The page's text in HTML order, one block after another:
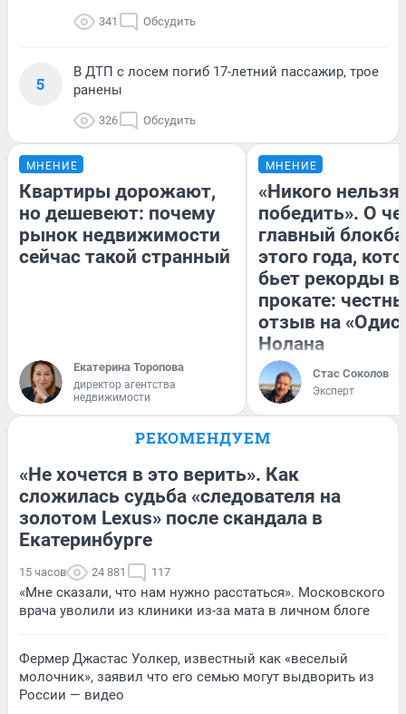
341 Обсудить
5
В ДТП с лосем погиб 17-летний пассажир, трое
ранены
326 Обсудить
МНЕНИЕ
Квартиры дорожают,
но дешевеют: почему
рынок недвижимости
сейчас такой странный
Екатерина Торопова
директор агентства
недвижимости
МНЕНИЕ
«Никого нельзя
победить». О
главный
этого года,
бьет рекорды в
прокате:
отзыв на
Нолана
Стас Соколов
Эксперт
РЕКОМЕНДУЕМ
«Не хочется в это верить». Как
сложилась судьба «следователя на
золотом Lexus» после скандала в
Екатеринбурге
15 часов 24 881 117
«Мне сказали, что нам нужно расстаться». Московского
врача уволили из клиники из-за мата в личном блоге
Фермер Джастас Уолкер, известный как «веселый
молочник», заявил что его семью могут выдворить из
России — видео